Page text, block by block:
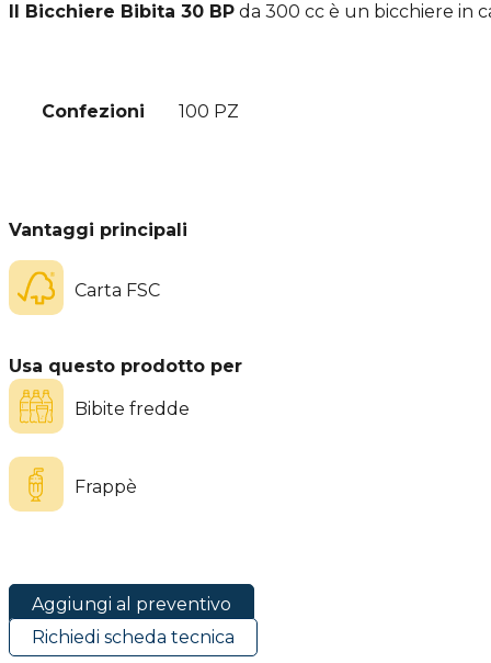
Il Bicchiere Bibita 30 BP da 300 cc è un bicchiere in
Confezioni 100 PZ
Vantaggi principali
Carta FSC
Usa questo prodotto per
Bibite fredde
Frappè
Aggiungi al preventivo
Richiedi scheda tecnica